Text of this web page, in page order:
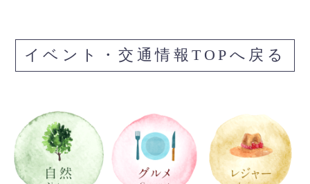
イベント・交通情報TOPへ戻る